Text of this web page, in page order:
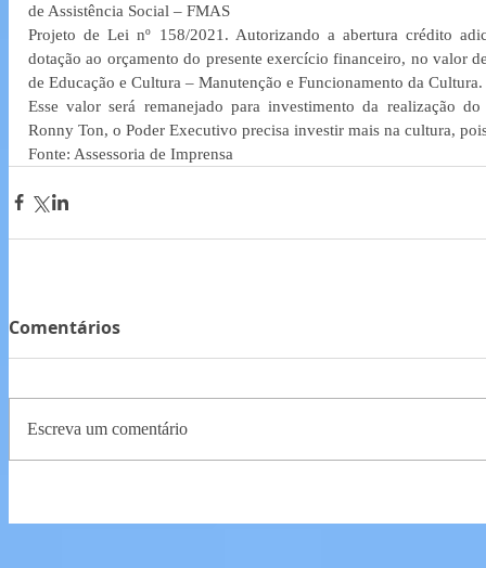
de Assistência Social – FMAS
Projeto de Lei nº 158/2021. Autorizando a abertura crédito
dotação ao orçamento do presente exercício financeiro, no valor
de Educação e Cultura – Manutenção e Funcionamento da Cultura.
Esse valor será remanejado para investimento da realização
Fonte: Assessoria de Imprensa
Comentários
Escreva um comentário